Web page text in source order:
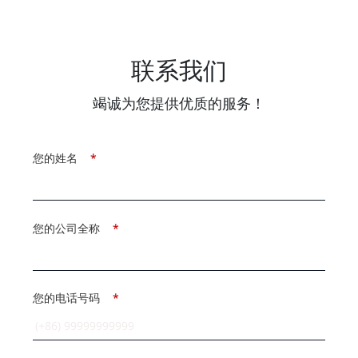
联系我们
竭诚为您提供优质的服务！
*
您的姓名
*
您的公司全称
*
您的电话号码